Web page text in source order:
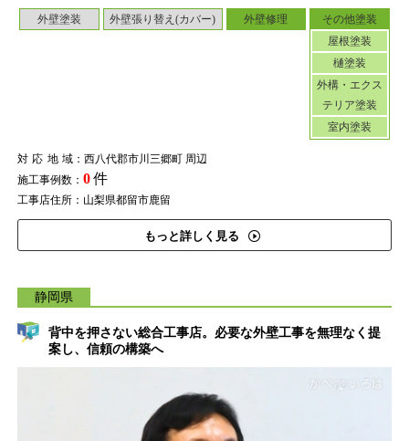
外壁塗装 外壁張り替え(カバー) 外壁修理
その他塗装
屋根塗装
樋塗装
外構・エクス
テリア塗装
室内塗装
対応地域：西八代郡市川三郷町 周辺
施工事例数： 0件
工事店住所：山梨県都留市鹿留
もっと詳しく見る
静岡県
背中を押さない総合工事店。必要な外壁工事を無理なく提
案し、信頼の構築へ